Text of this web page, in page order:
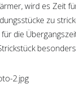
wird es Zeit
zu
die